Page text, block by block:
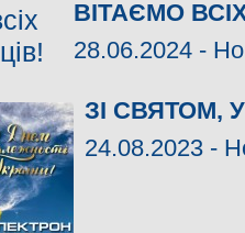
ВІТАЄМО
28.06.2024 -
ЗІ СВЯТОМ,
24.08.2023 -